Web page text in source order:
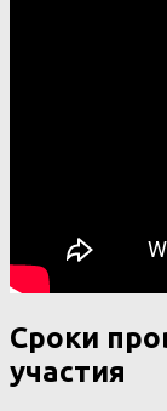
Сроки
участия